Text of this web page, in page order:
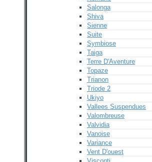
Salonga
Shiva
Sienne
Suite
Symbiose
Taiga
Terre D'Aventure
Topaze
Trianon
Triode 2
Ukiyo
Vallees Suspendues
Valombreuse
Valvidia
Vanoise
Variance
Vent D'ouest